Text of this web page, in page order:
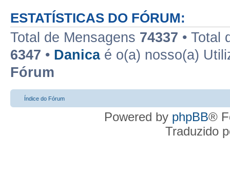
ESTATÍSTICAS DO FÓRUM:
Total de Mensagens 74337 • Total
6347 • Danicaé o(a) nosso(a)
Fórum
Índice do Fórum
Powered by phpBB®
Traduzido